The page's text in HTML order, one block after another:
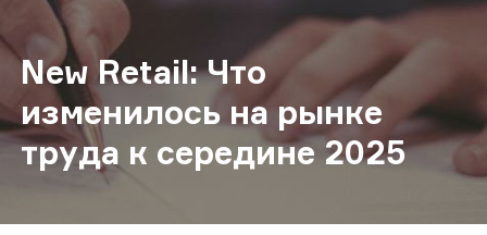
New Retail: Что
изменилось на рынке
труда к середине 2025